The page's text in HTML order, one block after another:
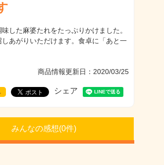
した麻婆たれをたっぷりかけました。
あがりいただけます。食卓に「あと一
商品情報更新日：2020/03/25
シェア
みんなの感想(0件)